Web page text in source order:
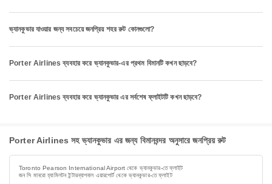
ভ্যানকুভার যাওয়ার জন্য সবচেয়ে জনপ্রিয় শহর রুট কোনগুলো?
Porter Airlines ব্যবহার করে ভ্যানকুভার-এর প্রথম বিমানটি কখন ছাড়বে?
Porter Airlines ব্যবহার করে ভ্যানকুভার এর সর্বশেষ ফ্লাইটটি কখন ছাড়বে?
Porter Airlines সহ ভ্যানকুভার এর জন্য বিমানবন্দর অনুসারে জনপ্রিয় রুট
Toronto Pearson International Airport থেকে ভ্যানকুভার-তে ফ্লাইট
জন সি মানরো হ্যামিলটন ইন্টারন্যাশনাল এয়ারপোর্ট থেকে ভ্যানকুভার-তে ফ্লাইট